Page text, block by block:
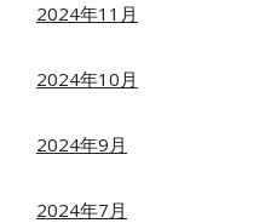
2024年11月
2024年10月
2024年9月
2024年7月